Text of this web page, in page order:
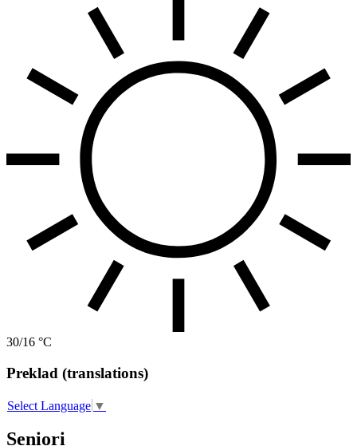
30/16 °C
Preklad (translations)
Select Language ▼
Seniori